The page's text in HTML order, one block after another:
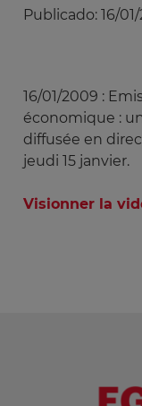
Publicado: 16/
16/01/2009 :
économique :
diffusée en
jeudi 15 janvier.
Visionner la